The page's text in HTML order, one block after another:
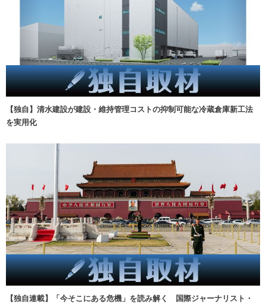
【独自】清水建設が建設・維持管理コストの抑制可能な冷蔵倉庫新工法
を実用化
【独自連載】「今そこにある危機」を読み解く 国際ジャーナリスト・